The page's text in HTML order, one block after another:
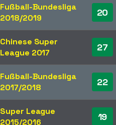
Fußball-Bundesliga
2018/2019
20
Chinese Super
League 2017
27
Fußball-Bundesliga
2017/2018
22
Super League
2015/2016
19